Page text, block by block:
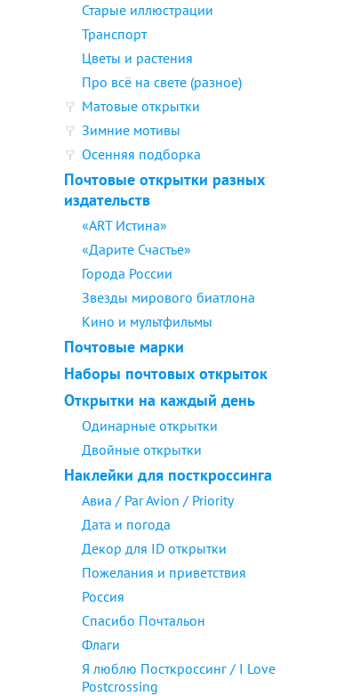
Старые иллюстрации
Транспорт
Цветы и растения
Про всё на свете (разное)
Матовые открытки
Зимние мотивы
Осенняя подборка
Почтовые открытки разных
издательств
«ART Истина»
«Дарите Счастье»
Города России
Звезды мирового биатлона
Кино и мультфильмы
Почтовые марки
Наборы почтовых открыток
Открытки на каждый день
Одинарные открытки
Двойные открытки
Наклейки для посткроссинга
Авиа / Par Avion / Priority
Дата и погода
Декор для ID открытки
Пожелания и приветствия
Россия
Спасибо Почтальон
Флаги
Я люблю Посткроссинг / I Love
Postcrossing